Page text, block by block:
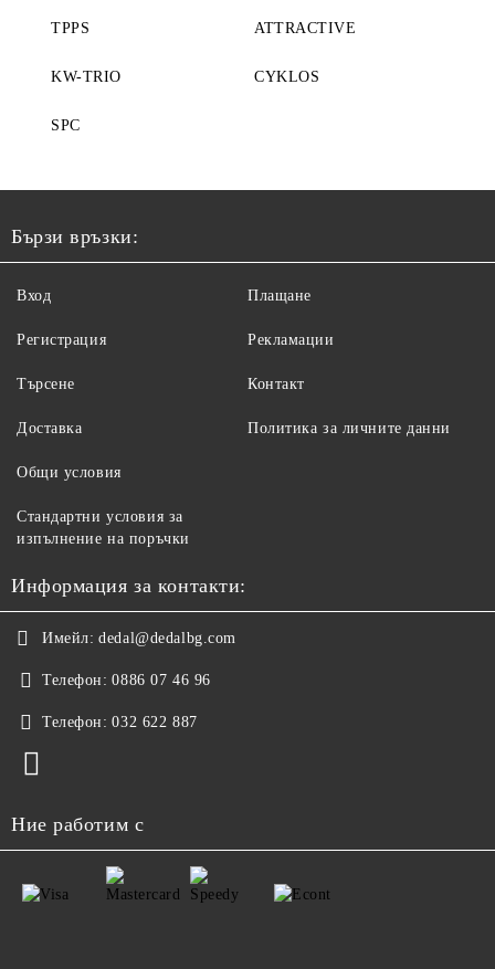
TPPS ATTRACTIVE
KW-TRIO CYKLOS
SPC
Бързи връзки:
Вход
Регистрация
Търсене
Доставка
Плащане
Рекламации
Контакт
Политика за личните данни
Общи условия
Стандартни условия за
изпълнение на поръчки
Информация за контакти:
Имейл: dedal@dedalbg.com
Телефон: 0886 07 46 96
Телефон: 032 622 887
Ние работим с